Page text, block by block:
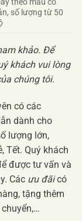
theo mẫu có
số lượng từ 50
khảo. Để
khách vui lòng
chúng tôi.
có các
dành cho
lượng lớn,
Tết. Quý khách
được tư vấn và
Các ưu đãicó
tặng thêm